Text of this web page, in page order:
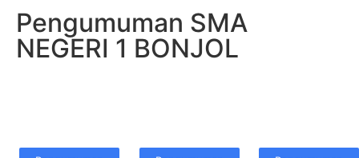
Pengumuman SMA
NEGERI 1 BONJOL